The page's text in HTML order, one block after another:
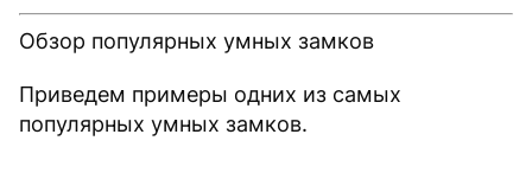
Обзор популярных умных замков
Приведем примеры одних из самых
популярных умных замков.